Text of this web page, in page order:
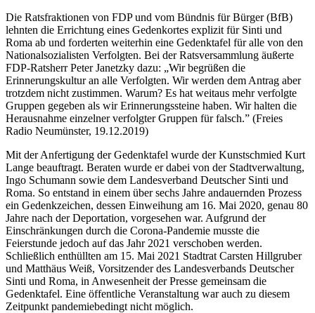
Die Ratsfraktionen von FDP und vom Bündnis für Bürger (BfB)
lehnten die Errichtung eines Gedenkortes explizit für Sinti und
Roma ab und forderten weiterhin eine Gedenktafel für alle von den
Nationalsozialisten Verfolgten. Bei der Ratsversammlung äußerte
FDP-Ratsherr Peter Janetzky dazu: „Wir begrüßen die
Erinnerungskultur an alle Verfolgten. Wir werden dem Antrag aber
trotzdem nicht zustimmen. Warum? Es hat weitaus mehr verfolgte
Gruppen gegeben als wir Erinnerungssteine haben. Wir halten die
Herausnahme einzelner verfolgter Gruppen für falsch.” (Freies
Radio Neumünster, 19.12.2019)
Mit der Anfertigung der Gedenktafel wurde der Kunstschmied Kurt
Lange beauftragt. Beraten wurde er dabei von der Stadtverwaltung,
Ingo Schumann sowie dem Landesverband Deutscher Sinti und
Roma. So entstand in einem über sechs Jahre andauernden Prozess
ein Gedenkzeichen, dessen Einweihung am 16. Mai 2020, genau 80
Jahre nach der Deportation, vorgesehen war. Aufgrund der
Einschränkungen durch die Corona-Pandemie musste die
Feierstunde jedoch auf das Jahr 2021 verschoben werden.
Schließlich enthüllten am 15. Mai 2021 Stadtrat Carsten Hillgruber
und Matthäus Weiß, Vorsitzender des Landesverbands Deutscher
Sinti und Roma, in Anwesenheit der Presse gemeinsam die
Gedenktafel. Eine öffentliche Veranstaltung war auch zu diesem
Zeitpunkt pandemiebedingt nicht möglich.